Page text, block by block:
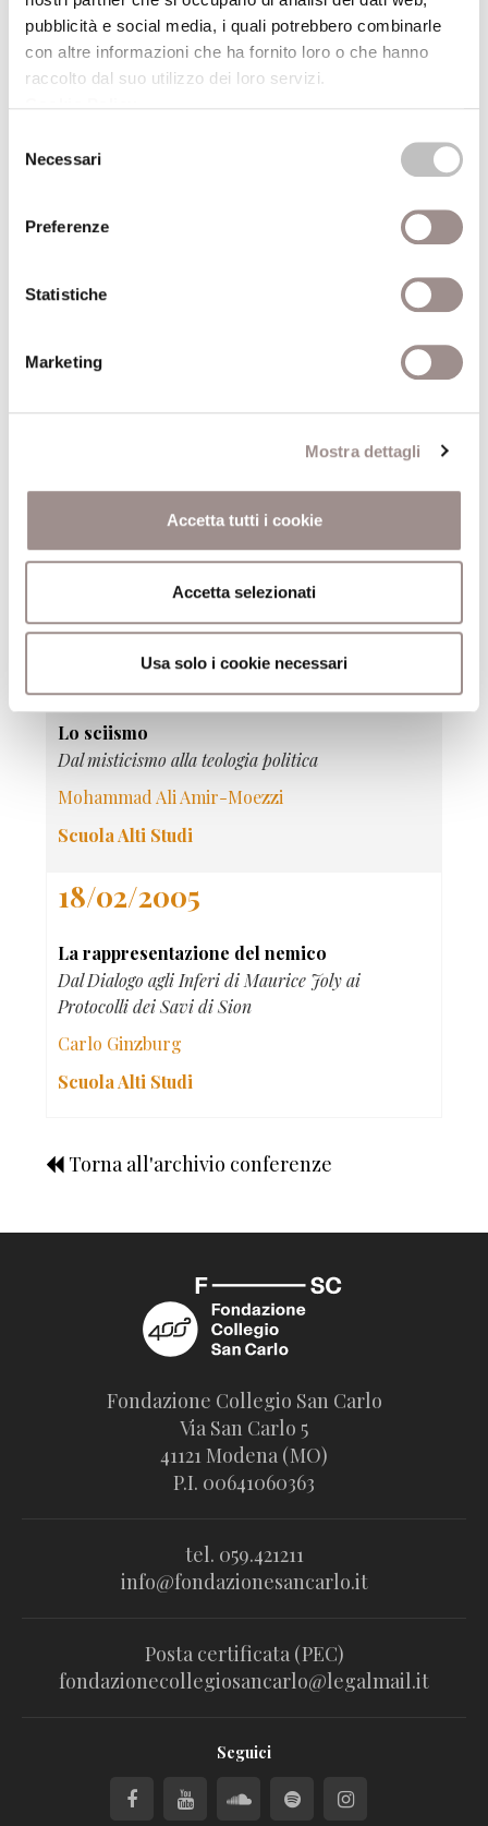
pubblicità e social media, i quali potrebbero combinarle
con altre informazioni che ha fornito loro o che hanno
raccolto dal suo utilizzo dei loro servizi.
delNecessari
Preferenze
Statistiche
Marketing
Mostra dettagli
Accetta tutti i cookie
Accetta selezionati
Usa solo i cookie necessari
Fatto da mano umana e non fatto da mano
umana
06/05/2005
Il senso delle rovine
Marc Augé
Cuore di tenebra
24/02/2005
Lo sciismo
Dal misticismo alla teologia politica
Mohammad Ali Amir-Moezzi
Scuola Alti Studi
18/02/2005
La rappresentazione del nemico
Dal Dialogo agli Inferi di Maurice Joly ai
Protocolli dei Savi di Sion
Carlo Ginzburg
Scuola Alti Studi
Torna all'archivio conferenze
Fondazione Collegio San Carlo
Via San Carlo 5
41121 Modena (MO)
P.I. 00641060363
tel. 059.421211
info@fondazionesancarlo.it
Posta certificata (PEC)
fondazionecollegiosancarlo@legalmail.it
Seguici